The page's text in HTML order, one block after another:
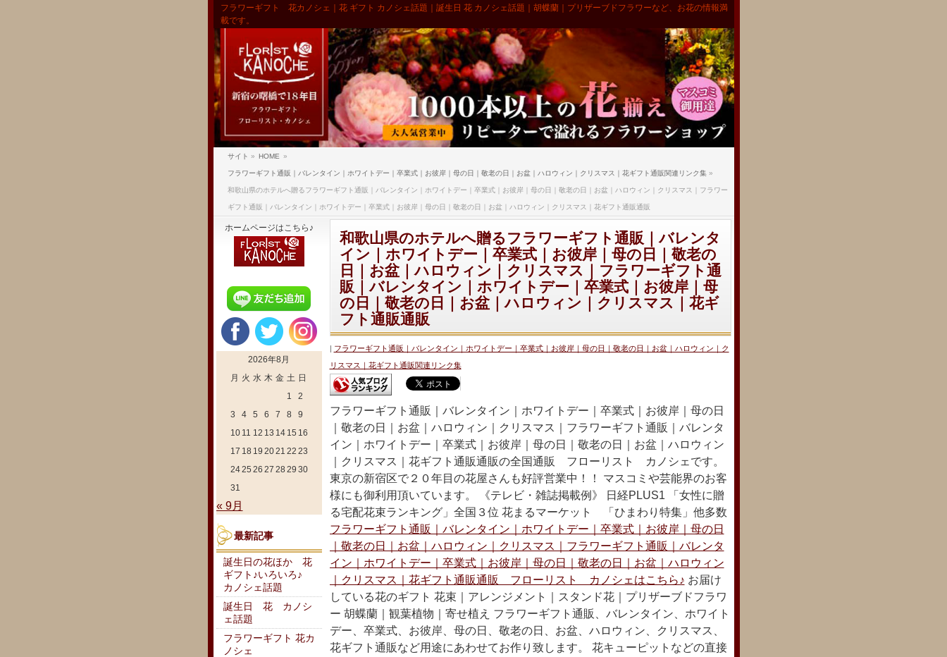
フラワーギフト 花カノシェ｜花 ギフト カノシェ話題｜誕生日 花 カノシェ話題｜胡蝶蘭｜プリザーブドフラワーなど、お花の情報満
載です。
サイト » HOME »
フラワーギフト通販｜バレンタイン｜ホワイトデー｜卒業式｜お彼岸｜母の日｜敬老の日｜お盆｜ハロウィン｜クリスマス｜花ギフト通販関連リンク集»
和歌山県のホテルへ贈るフラワーギフト通販｜バレンタイン｜ホワイトデー｜卒業式｜お彼岸｜母の日｜敬老の日｜お盆｜ハロウィン｜クリスマス｜フラワー
ギフト通販｜バレンタイン｜ホワイトデー｜卒業式｜お彼岸｜母の日｜敬老の日｜お盆｜ハロウィン｜クリスマス｜花ギフト通販通販
和歌山県のホテルへ贈るフラワーギフト通販｜バレンタ
イン｜ホワイトデー｜卒業式｜お彼岸｜母の日｜敬老の
日｜お盆｜ハロウィン｜クリスマス｜フラワーギフト通
販｜バレンタイン｜ホワイトデー｜卒業式｜お彼岸｜母
の日｜敬老の日｜お盆｜ハロウィン｜クリスマス｜花ギ
フト通販通販
フラワーギフト通販｜バレンタイン｜ホワイトデー｜卒業式｜お彼岸｜母の日｜敬老の日｜お盆｜ハロウィン｜ク
リスマス｜花ギフト通販関連リンク集
フラワーギフト通販｜バレンタイン｜ホワイトデー｜卒業式｜お彼岸｜母の日
｜敬老の日｜お盆｜ハロウィン｜クリスマス｜フラワーギフト通販｜バレンタ
イン｜ホワイトデー｜卒業式｜お彼岸｜母の日｜敬老の日｜お盆｜ハロウィン
｜クリスマス｜花ギフト通販通販の全国通販 フローリスト カノシェです。
東京の新宿区で２０年目の花屋さんも好評営業中！！ マスコミや芸能界のお客
様にも御利用頂いています。 《テレビ・雑誌掲載例》 日経PLUS1 「女性に贈
る宅配花束ランキング」全国３位 花まるマーケット 「ひまわり特集」他多数
フラワーギフト通販｜バレンタイン｜ホワイトデー｜卒業式｜お彼岸｜母の日
｜敬老の日｜お盆｜ハロウィン｜クリスマス｜フラワーギフト通販｜バレンタ
イン｜ホワイトデー｜卒業式｜お彼岸｜母の日｜敬老の日｜お盆｜ハロウィン
｜クリスマス｜花ギフト通販通販 フローリスト カノシェはこちら♪ お届け
している花のギフト 花束｜アレンジメント｜スタンド花｜プリザーブドフラワ
ー 胡蝶蘭｜観葉植物｜寄せ植え フラワーギフト通販、バレンタイン、ホワイト
デー、卒業式、お彼岸、母の日、敬老の日、お盆、ハロウィン、クリスマス、
花ギフト通販など用途にあわせてお作り致します。 花キューピットなどの直接
ホームページはこちら♪
2026年8月
月 火 水 木 金 土 日
1
2
3
4 5 6 7 8
9
10 11 12 13 14 15 16
17 18 19 2021 22 23
2425 26 27 28 29 30
31
« 9月
最新記事
誕生日の花ほか 花
ギフト♪いろいろ♪
カノシェ話題
誕生日 花 カノシ
ェ話題
フラワーギフト 花カ
ノシェ